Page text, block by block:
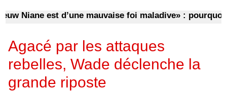
Niane est d’une mauvaise foi maladive» : pourquoi
Agacé par les attaques
rebelles, Wade déclenche la
grande riposte